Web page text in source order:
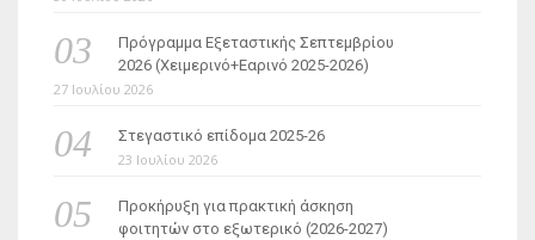
Πρόγραμμα Εξεταστικής Σεπτεμβρίου
2026 (Χειμερινό+Εαρινό 2025-2026)
27 Ιουλίου 2026
Στεγαστικό επίδομα 2025-26
23 Ιουλίου 2026
Προκήρυξη για πρακτική άσκηση
φοιτητών στο εξωτερικό (2026-2027)